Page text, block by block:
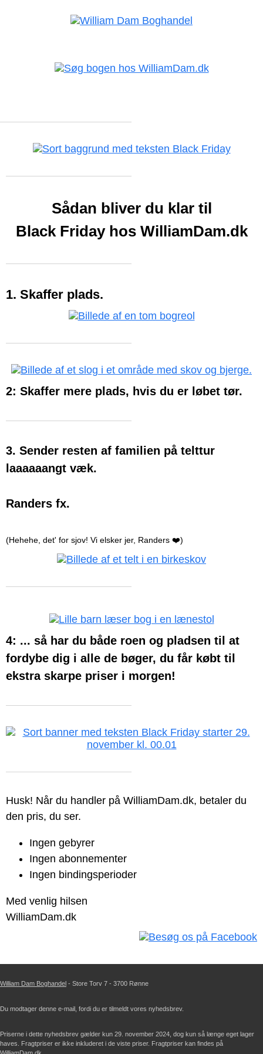
Sådan bliver du klar til
Black Friday hos WilliamDam.dk
1. Skaffer plads.
2: Skaffer mere plads, hvis du er løbet tør.
3. Sender resten af familien på telttur
laaaaaangt væk.
Randers fx.
(Hehehe, det' for sjov! Vi elsker jer, Randers ❤️)
4: ... så har du både roen og pladsen til at
fordybe dig i alle de bøger, du får købt til
ekstra skarpe priser i morgen!
Husk! Når du handler på WilliamDam.dk, betaler du
den pris, du ser.
Ingen gebyrer
Ingen abonnementer
Ingen bindingsperioder
Med venlig hilsen
WilliamDam.dk
William Dam Boghandel - Store Torv 7 - 3700 Rønne
Du modtager denne e-mail, fordi du er tilmeldt vores nyhedsbrev.
Priserne i dette nyhedsbrev gælder kun 29. november 2024, dog kun så længe eget lager
haves. Fragtpriser er ikke inkluderet i de viste priser. Fragtpriser kan findes på